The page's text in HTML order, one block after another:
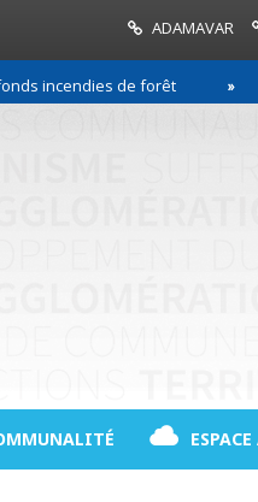
ADAMAVAR
de forêt